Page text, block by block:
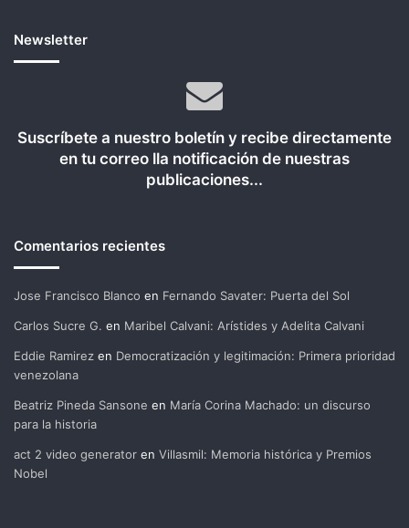
Newsletter
Suscríbete a nuestro boletín y recibe directamente
en tu correo lla notificación de nuestras
publicaciones...
Comentarios recientes
Jose Francisco Blanco en Fernando Savater: Puerta del Sol
Carlos Sucre G. en Maribel Calvani: Arístides y Adelita Calvani
Eddie Ramirez en Democratización y legitimación: Primera prioridad
venezolana
Beatriz Pineda Sansone en María Corina Machado: un discurso
para la historia
act 2 video generator en Villasmil: Memoria histórica y Premios
Nobel